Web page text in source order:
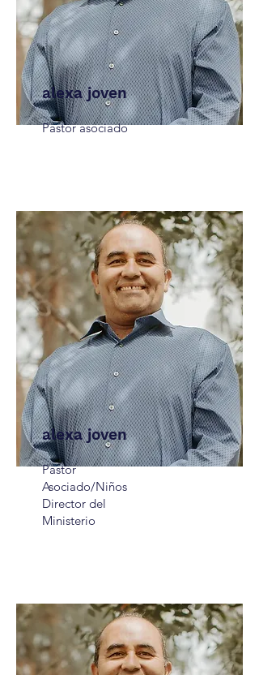
alexa joven
Pastor asociado
alexa joven
Pastor
Asociado/Niños
Director del
Ministerio